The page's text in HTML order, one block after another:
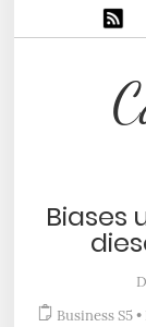
Biases
Business S5 •